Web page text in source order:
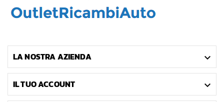
LA NOSTRA AZIENDA 
IL TUO ACCOUNT 